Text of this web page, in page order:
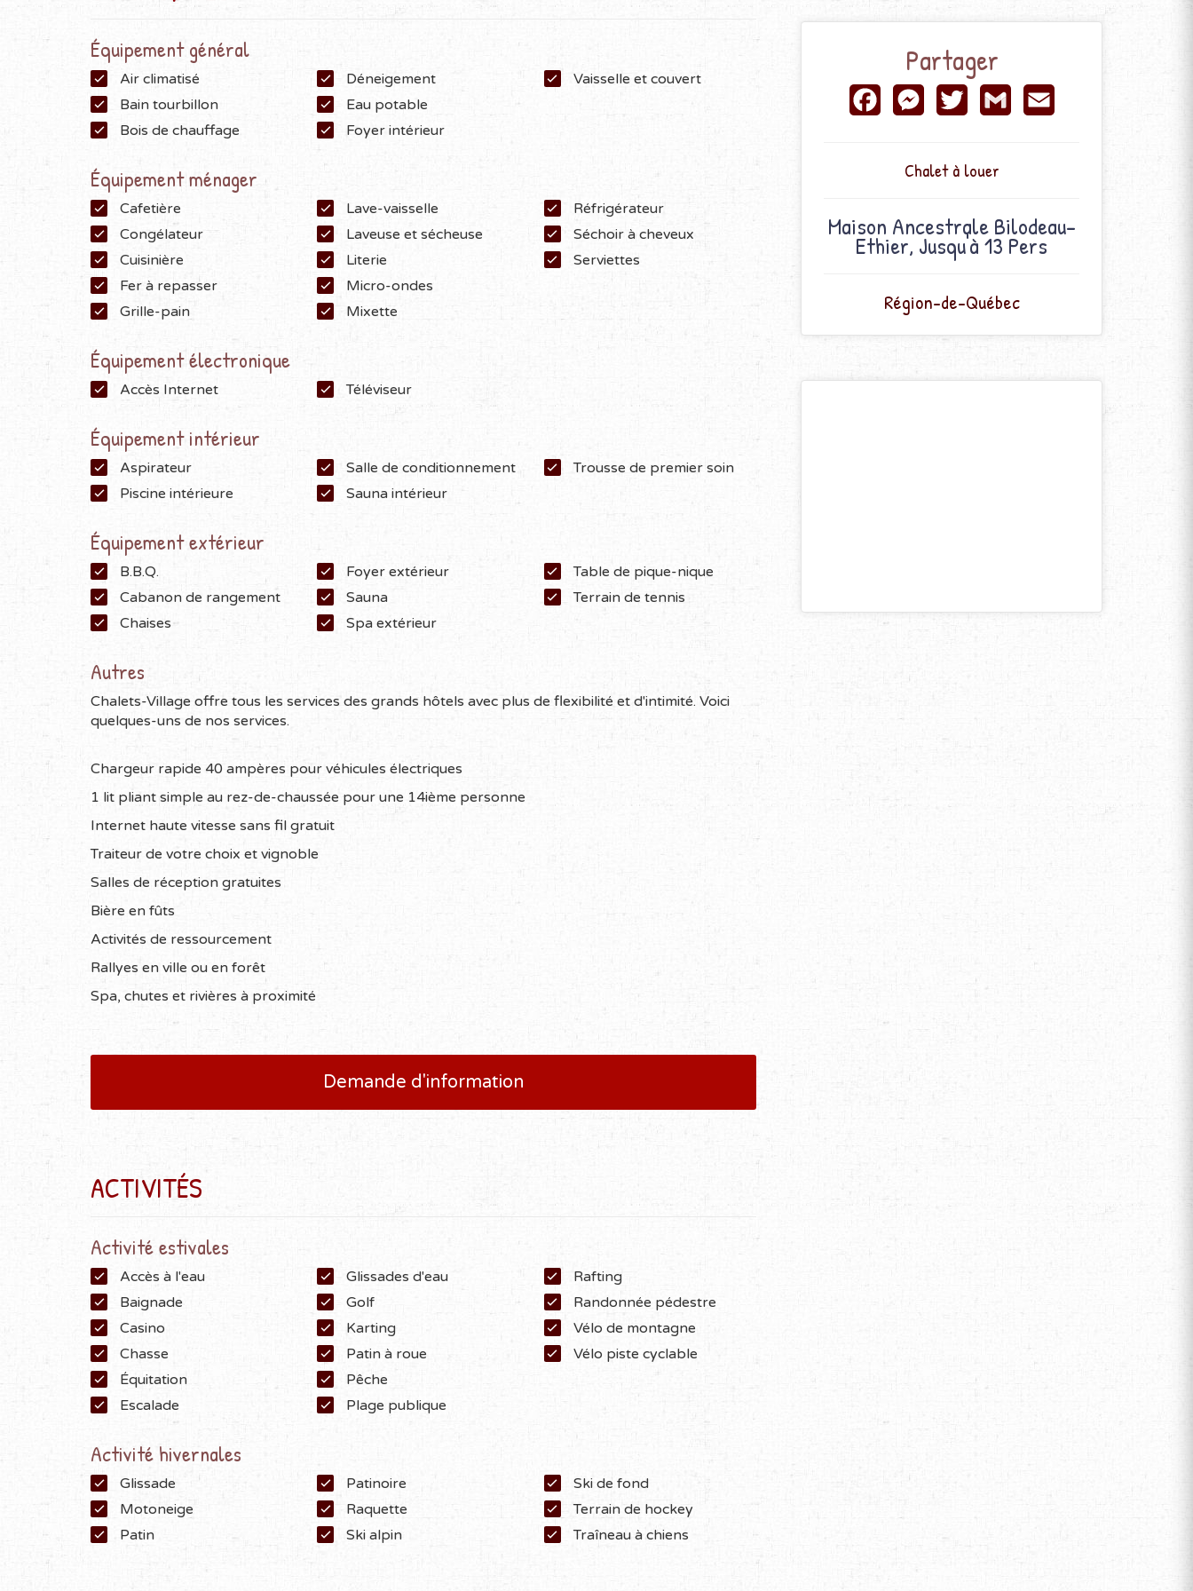
Équipement général
Air climatisé
Bain tourbillon
Bois de chauffage
Déneigement
Eau potable
Foyer intérieur
Vaisselle et couvert
Équipement ménager
Cafetière
Congélateur
Cuisinière
Fer à repasser
Grille-pain
Lave-vaisselle
Laveuse et sécheuse
Literie
Micro-ondes
Mixette
Réfrigérateur
Séchoir à cheveux
Serviettes
Équipement électronique
Accès Internet Téléviseur
Équipement intérieur
Aspirateur
Piscine intérieure
Salle de conditionnement
Sauna intérieur
Trousse de premier soin
Équipement extérieur
B.B.Q.
Cabanon de rangement
Chaises
Foyer extérieur
Sauna
Spa extérieur
Table de pique-nique
Terrain de tennis
Autres
Chalets-Village offre tous les services des grands hôtels avec plus de flexibilité et d'intimité. Voici
quelques-uns de nos services.
Chargeur rapide 40 ampères pour véhicules électriques
1 lit pliant simple au rez-de-chaussée pour une 14ième personne
Internet haute vitesse sans fil gratuit
Traiteur de votre choix et vignoble
Salles de réception gratuites
Bière en fûts
Activités de ressourcement
Rallyes en ville ou en forêt
Spa, chutes et rivières à proximité
Demande d'information
ACTIVITÉS
Activité estivales
Accès à l'eau
Baignade
Casino
Chasse
Équitation
Escalade
Glissades d'eau
Golf
Karting
Patin à roue
Pêche
Plage publique
Rafting
Randonnée pédestre
Vélo de montagne
Vélo piste cyclable
Activité hivernales
Glissade
Motoneige
Patin
Patinoire
Raquette
Ski alpin
Ski de fond
Terrain de hockey
Traîneau à chiens
Partager
FacebookMessenger
TwitterGmail Email
Chalet à louer
Maison Ancestrale Bilodeau-
Ethier, Jusqu'à 13 Pers
Région-de-Québec